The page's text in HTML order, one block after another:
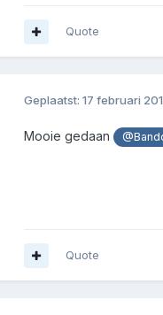
Quote
Geplaatst: 17 februari
Mooie gedaan
Quote